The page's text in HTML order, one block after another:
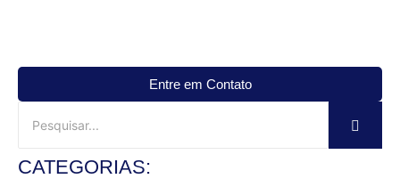
Entre em Contato
CATEGORIAS: